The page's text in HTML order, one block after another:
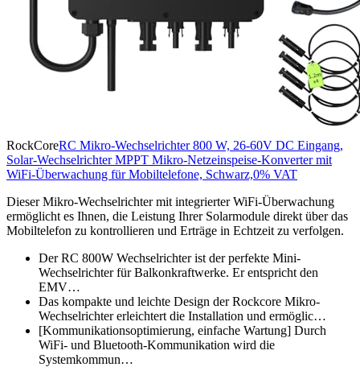
RockCoreRC Mikro-Wechselrichter 800 W, 26-60V DC Eingang,
Solar-Wechselrichter MPPT Mikro-Netzeinspeise-Konverter mit
WiFi-Überwachung für Mobiltelefone, Schwarz,0% VAT
Dieser Mikro-Wechselrichter mit integrierter WiFi-Überwachung
ermöglicht es Ihnen, die Leistung Ihrer Solarmodule direkt über das
Mobiltelefon zu kontrollieren und Erträge in Echtzeit zu verfolgen.
Der RC 800W Wechselrichter ist der perfekte Mini-
Wechselrichter für Balkonkraftwerke. Er entspricht den
EMV…
Das kompakte und leichte Design der Rockcore Mikro-
Wechselrichter erleichtert die Installation und ermöglic…
[Kommunikationsoptimierung, einfache Wartung] Durch
WiFi- und Bluetooth-Kommunikation wird die
Systemkommun…